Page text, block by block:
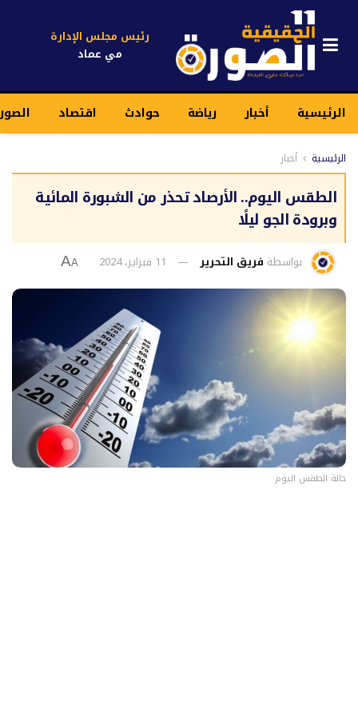
رئيس مجلس الإدارة
مي عماد
الرئيسية أخبار رياضة حوادث اقتصاد
الرئيسية أخبار
الطقس اليوم.. الأرصاد تحذر من الشبورة المائية
وبرودة الجو ليلًا
بواسطة فريق التحرير 11 فبراير، 2024 A
A
حالة الطقس اليوم